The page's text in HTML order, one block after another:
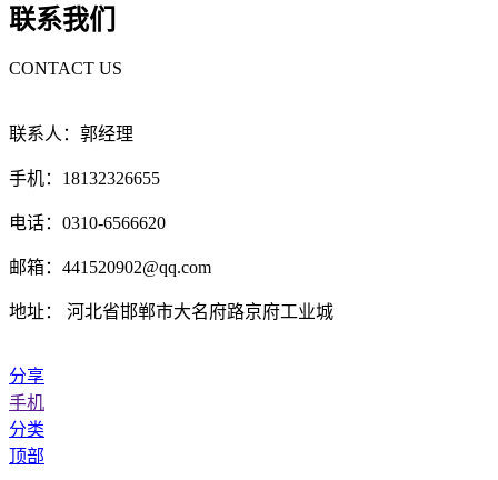
联系我们
CONTACT US
联系人：郭经理
手机：18132326655
电话：0310-6566620
邮箱：441520902@qq.com
地址： 河北省邯郸市大名府路京府工业城
分享
手机
分类
顶部